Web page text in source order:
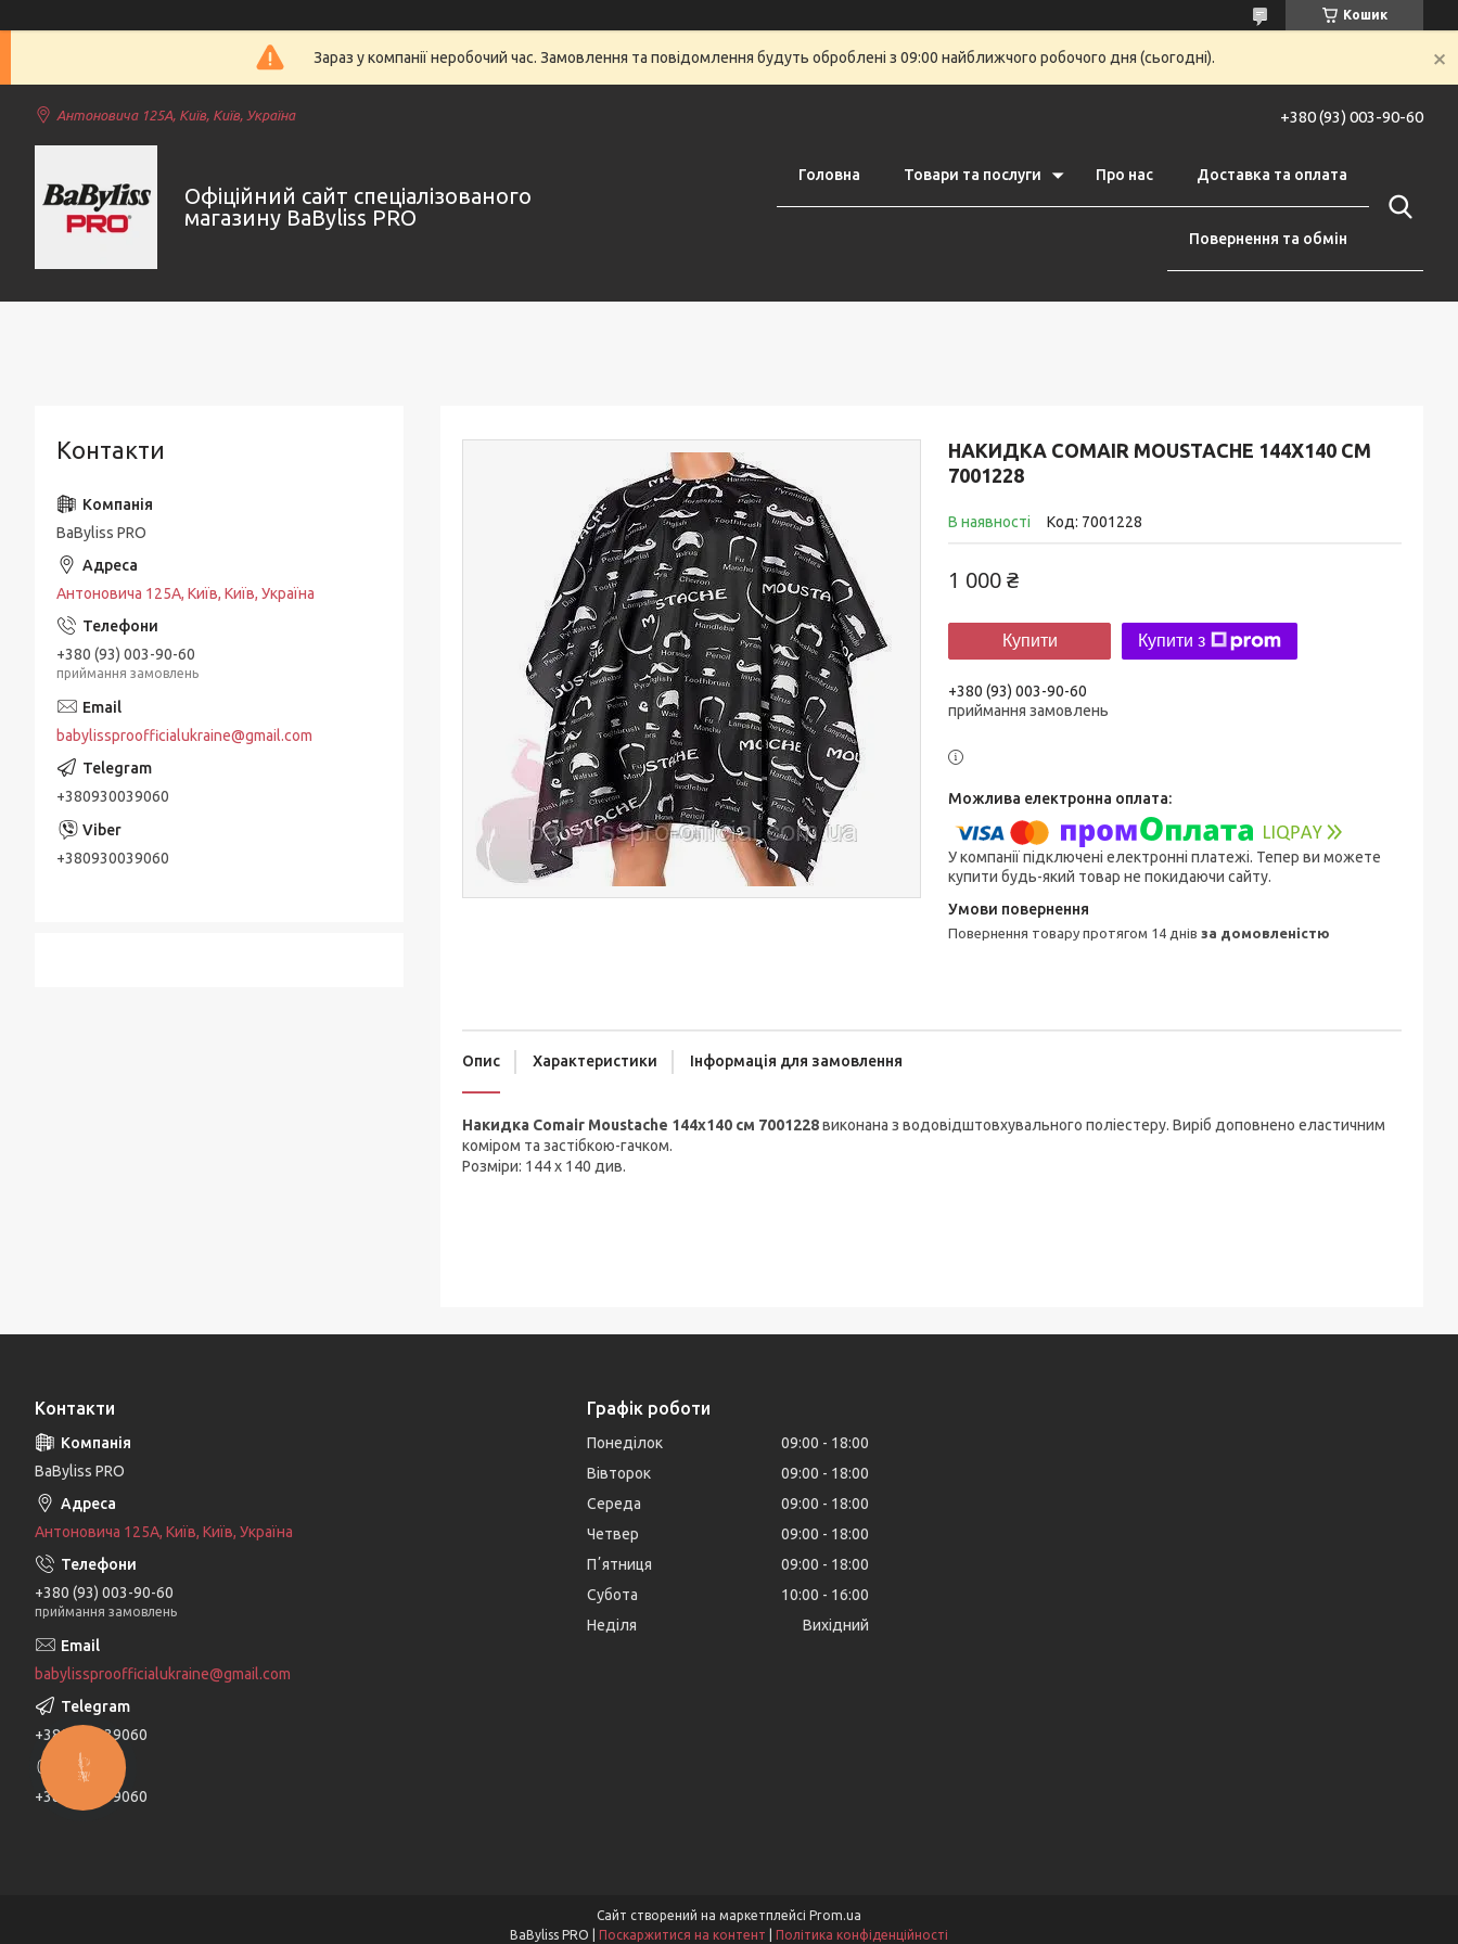
Кошик
Зараз у компанії неробочий час. Замовлення та повідомлення будуть оброблені з 09:00 найближчого робочого дня (сьогодні).
Антоновича 125А, Київ, Київ, Україна +380 (93) 003-90-60
Офіційний сайт спеціалізованого
магазину BaByliss PRO
Головна Товари та послуги Про нас Доставка та оплата
Повернення та обмін
НАКИДКА COMAIR MOUSTACHE 144Х140 СМ
7001228
В наявності Код: 7001228
1 000 ₴
Купити Купити з
+380 (93) 003-90-60
приймання замовлень
У компанії підключені електронні платежі. Тепер ви можете
купити будь-який товар не покидаючи сайту.
повернення товару протягом 14 днів за домовленістю
Опис Характеристики Інформація для замовлення
Накидка Comair Moustache 144х140 см 7001228виконана з водовідштовхувального поліестеру. Виріб доповнено еластичним
коміром та застібкою-гачком.
Розміри: 144 x 140 див.
Контакти
BaByliss PRO
Антоновича 125А, Київ, Київ, Україна
+380 (93) 003-90-60
приймання замовлень
babylissproofficialukraine@gmail.com
+380930039060
+380930039060
Контакти
BaByliss PRO
Антоновича 125А, Київ, Київ, Україна
+380 (93) 003-90-60
приймання замовлень
babylissproofficialukraine@gmail.com
+380930039060
+380930039060
Графік роботи
Понеділок 09:00
18:00
Вівторок
09:00
18:00
Середа
09:00
18:00
Четвер
09:00
18:00
Пʼятниця
09:00
18:00
Субота
10:00
16:00
Неділя
Вихідний
Сайт створений на маркетплейсі Prom.ua
Поскаржитися на контент Політика конфіденційності
КНОПКА
ЗВ'ЯЗКУ